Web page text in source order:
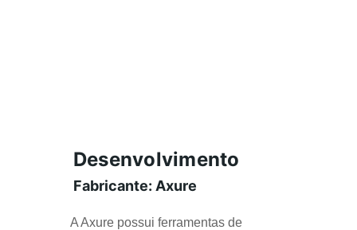
A Axure possui ferramentas de
Desenvolvimento
Fabricante: Axure